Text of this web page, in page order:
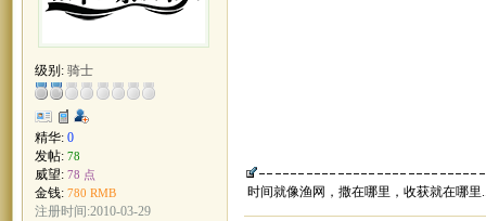
级别: 骑士
精华: 0
发帖: 78
威望: 78 点
金钱: 780 RMB
注册时间:2010-03-29
时间就像渔网，撒在哪里，收获就在哪里